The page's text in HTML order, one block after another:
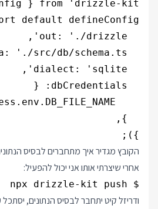
});
הקובץ מגדיר איך מתחברים לבסיס
אחרי שיצרתי אותו אני יכול להפעיל:
$ npx drizzle-kit push
ודריזל קיט יתחבר לבסיס הנתונים,